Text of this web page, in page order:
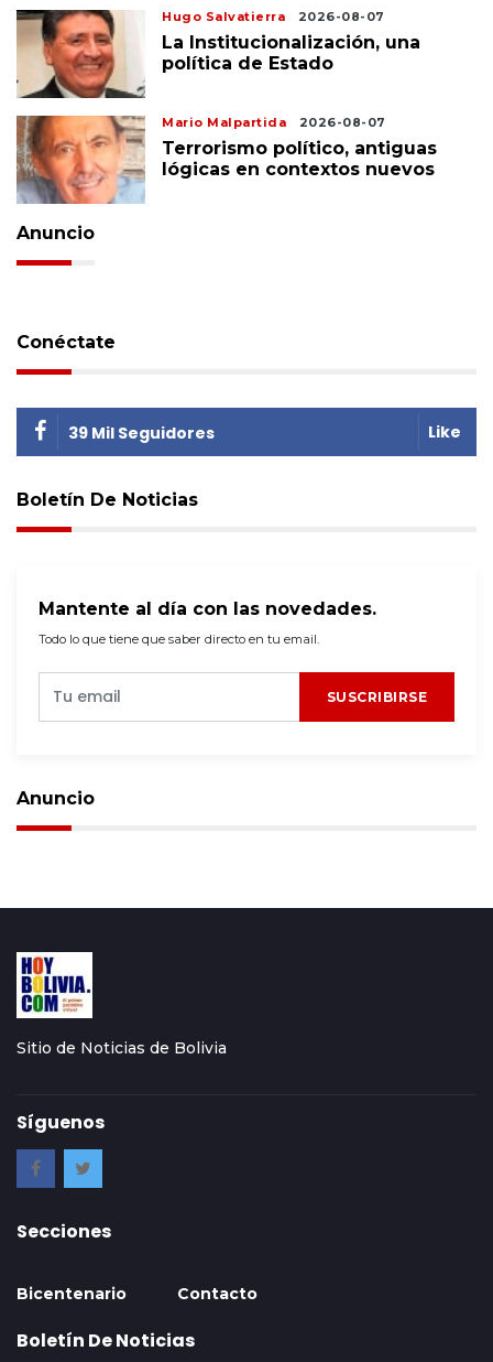
Hugo Salvatierra 2026-08-07
La Institucionalización, una
política de Estado
Mario Malpartida 2026-08-07
Terrorismo político, antiguas
lógicas en contextos nuevos
Anuncio
Conéctate
39 Mil Seguidores Like
Boletín De Noticias
Mantente al día con las novedades.
Todo lo que tiene que saber directo en tu email.
SUSCRIBIRSE
Anuncio
Sitio de Noticias de Bolivia
Síguenos
Secciones
Bicentenario Contacto
Boletín De Noticias